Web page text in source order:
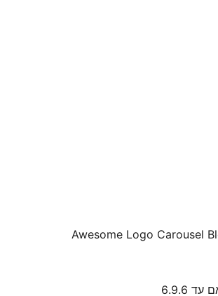
Awesome Logo Carousel
עד 6.9.6